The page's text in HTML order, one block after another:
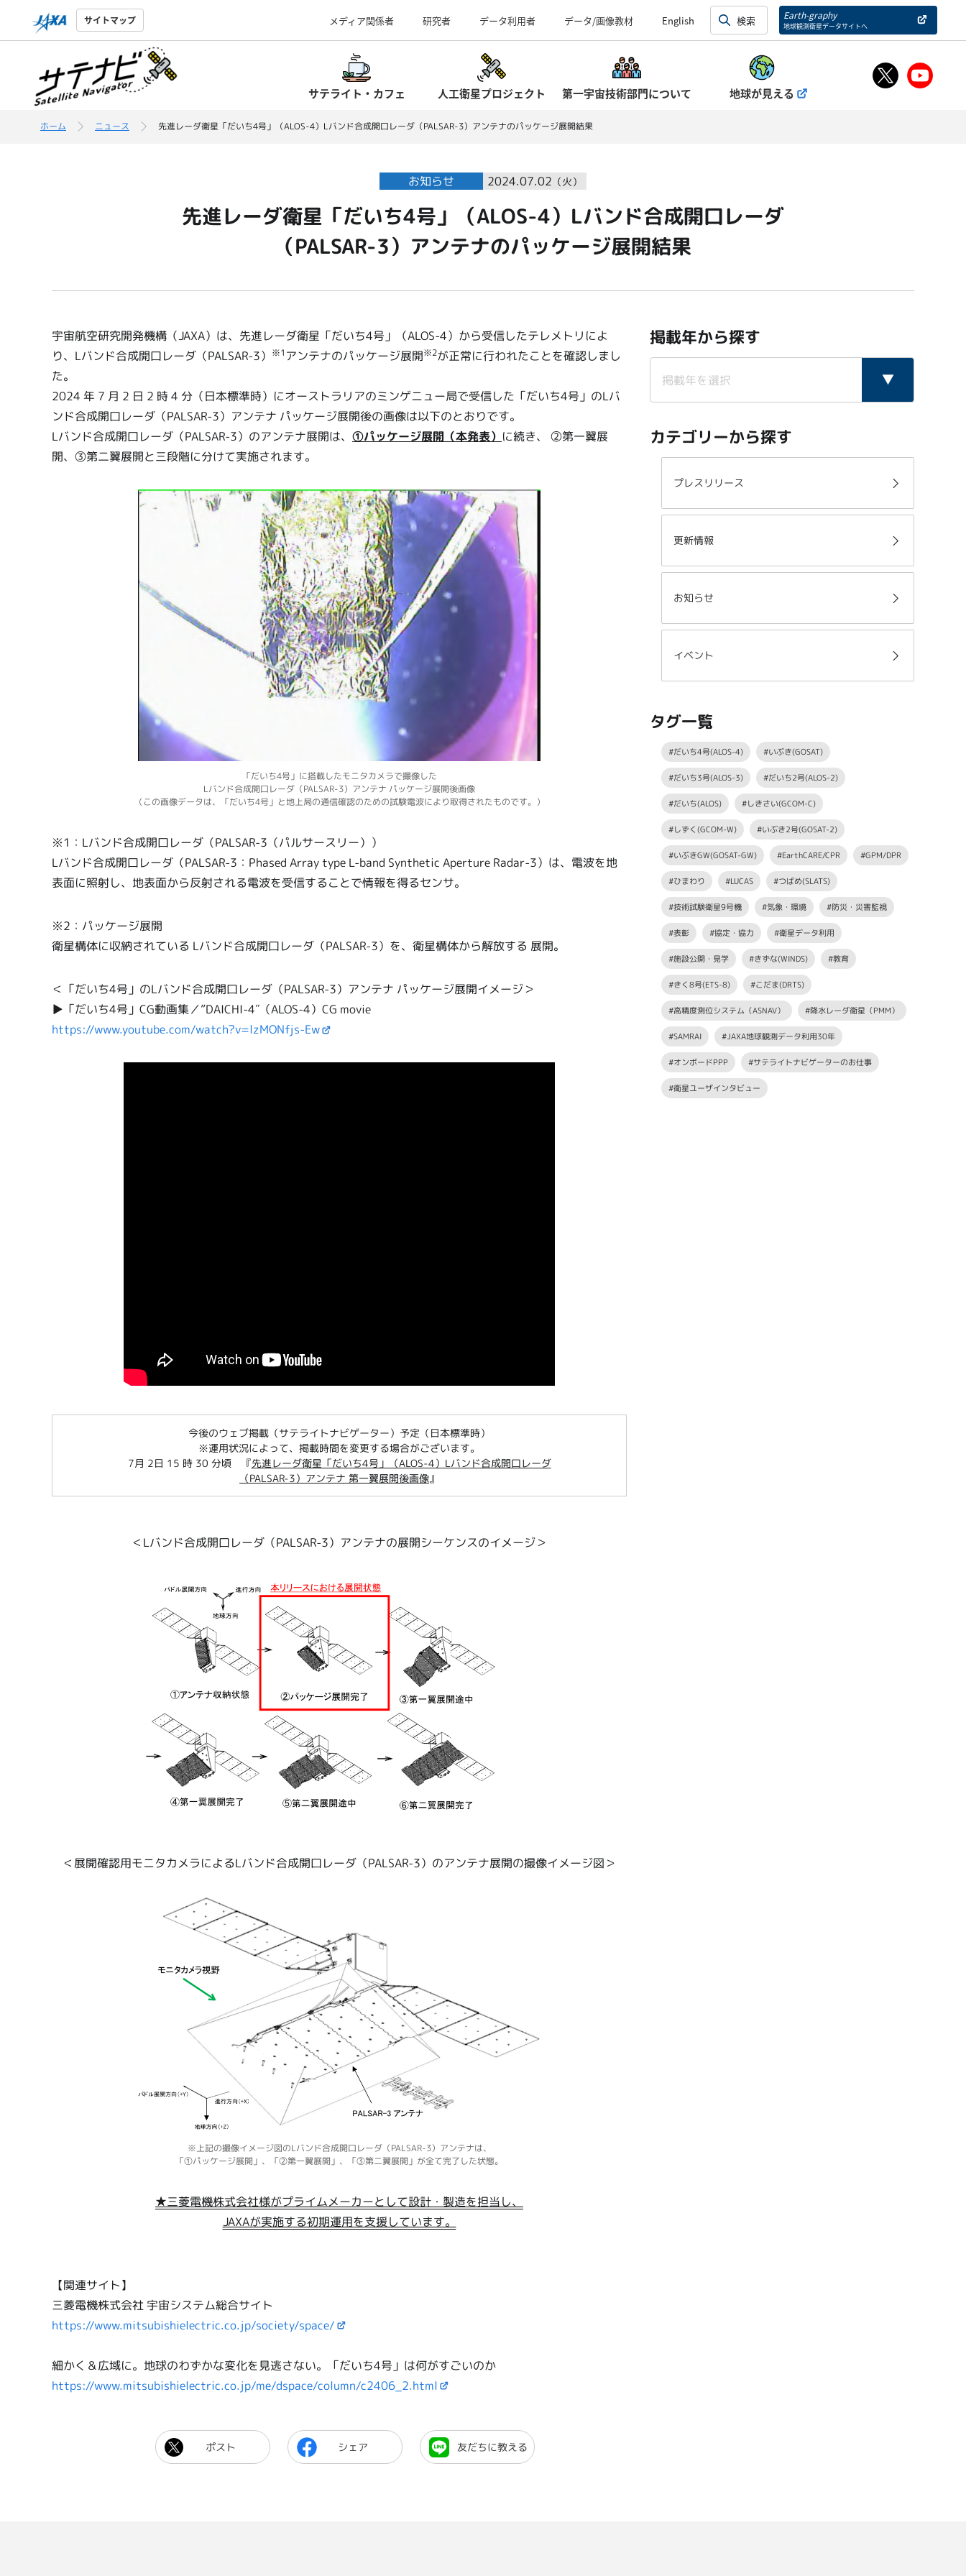
サイトマップ メディア関係者 研究者 データ利用者 データ/画像教材 English Earth-graphy
地球観測衛星データサイトへ
サテライト・カフェ 人工衛星プロジェクト 第一宇宙技術部門について 地球が見える
ホーム ニュース 先進レーダ衛星「だいち4号」（ALOS-4）Lバンド合成開口レーダ（PALSAR-3）アンテナのパッケージ展開結果
お知らせ 2024.07.02 （火）
先進レーダ衛星「だいち4号」（ALOS-4）Lバンド合成開口レーダ
（PALSAR-3）アンテナのパッケージ展開結果
宇宙航空研究開発機構（JAXA）は、先進レーダ衛星「だいち4号」（ALOS-4）から受信したテレメトリによ
り、Lバンド合成開口レーダ（PALSAR-3） ※1 アンテナのパッケージ展開※2が正常に行われたことを確認しまし
た。
2024 年 7 月 2 日 2 時 4 分（日本標準時）にオーストラリアのミンゲニュー局で受信した「だいち4号」のLバ
ンド合成開口レーダ（PALSAR-3）アンテナ パッケージ展開後の画像は以下のとおりです。
Lバンド合成開口レーダ（PALSAR-3）のアンテナ展開は、 ①パッケージ展開（本発表） に続き、 ②第一翼展
開、③第二翼展開と三段階に分けて実施されます。
「だいち4号」に搭載したモニタカメラで撮像した
Lバンド合成開口レーダ（PALSAR-3）アンテナ パッケージ展開後画像
（この画像データは、「だいち4号」と地上局の通信確認のための試験電波により取得されたものです。）
※1：Lバンド合成開口レーダ（PALSAR-3（パルサースリー））
Lバンド合成開口レーダ（PALSAR-3：Phased Array type L-band Synthetic Aperture Radar-3）は、電波を地
表面に照射し、地表面から反射される電波を受信することで情報を得るセンサ。
※2：パッケージ展開
衛星構体に収納されている Lバンド合成開口レーダ（PALSAR-3）を、衛星構体から解放する 展開。
＜「だいち4号」のLバンド合成開口レーダ（PALSAR-3）アンテナ パッケージ展開イメージ＞
▶「だいち4号」CG動画集／”DAICHI-4″（ALOS-4）CG movie
https://www.youtube.com/watch?v=lzMONfjs-Ew
今後のウェブ掲載（サテライトナビゲーター）予定（日本標準時）
※運用状況によって、掲載時間を変更する場合がございます。
7月 2日 15 時 30 分頃 『先進レーダ衛星「だいち4号」（ALOS-4）Lバンド合成開口レーダ
（PALSAR-3）アンテナ 第一翼展開後画像』
＜Lバンド合成開口レーダ（PALSAR-3）アンテナの展開シーケンスのイメージ＞
＜展開確認用モニタカメラによるLバンド合成開口レーダ（PALSAR-3）のアンテナ展開の撮像イメージ図＞
※上記の撮像イメージ図のLバンド合成開口レーダ（PALSAR-3）アンテナは、
「①パッケージ展開」、「②第一翼展開」、「③第二翼展開」が全て完了した状態。
★三菱電機株式会社様がプライムメーカーとして設計・製造を担当し、
JAXAが実施する初期運用を支援しています。
【関連サイト】
三菱電機株式会社 宇宙システム総合サイト
https://www.mitsubishielectric.co.jp/society/space/
細かく＆広域に。地球のわずかな変化を見逃さない。「だいち4号」は何がすごいのか
https://www.mitsubishielectric.co.jp/me/dspace/column/c2406_2.html
ポスト シェア 友だちに教える
掲載年から探す
カテゴリーから探す
プレスリリース
更新情報
お知らせ
イベント
タグ一覧
#だいち4号(ALOS-4) #いぶき(GOSAT)
#だいち3号(ALOS-3) #だいち2号(ALOS-2)
#だいち(ALOS) #しきさい(GCOM-C)
#しずく(GCOM-W) #いぶき2号(GOSAT-2)
#いぶきGW(GOSAT-GW) #EarthCARE/CPR #GPM/DPR
#ひまわり #LUCAS #つばめ(SLATS)
#技術試験衛星9号機 #気象・環境 #防災・災害監視
#表彰 #協定・協力 #衛星データ利用
#施設公開・見学 #きずな(WINDS) #教育
#きく8号(ETS-8) #こだま(DRTS)
#高精度測位システム（ASNAV） #降水レーダ衛星（PMM）
#SAMRAI #JAXA地球観測データ利用30年
#オンボードPPP #サテライトナビゲーターのお仕事
#衛星ユーザインタビュー